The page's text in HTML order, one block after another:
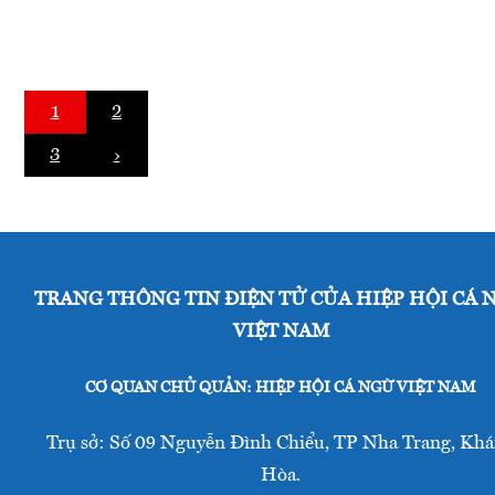
đã
thành
Hội
1 2
3 ›
TRANG THÔNG TIN ĐIỆN TỬ CỦA HIỆP HỘI CÁ
VIỆT NAM
CƠ QUAN CHỦ QUẢN: HIỆP HỘI CÁ NGỪ VIỆT NAM
Trụ sở: Số 09 Nguyễn Đình Chiểu, TP Nha Trang,
Hòa.